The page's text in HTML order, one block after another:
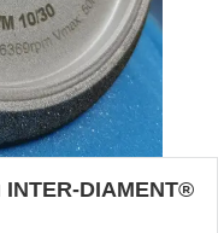
DIAMENT®